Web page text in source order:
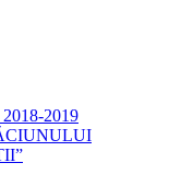
2019